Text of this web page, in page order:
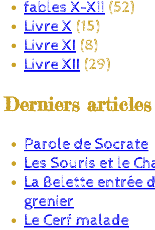
fables X-XII (52)
Livre X (15)
Livre XI (8)
Livre XII (29)
Derniers articles
Parole de Socrate
Les Souris et le
La Belette entrée
grenier
Le Cerf malade